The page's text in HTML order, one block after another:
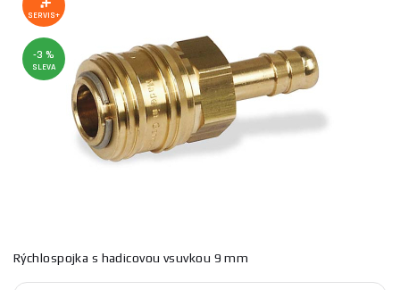
SERVIS+
-3 %
SLEVA
Rýchlospojka s hadicovou vsuvkou 9 mm